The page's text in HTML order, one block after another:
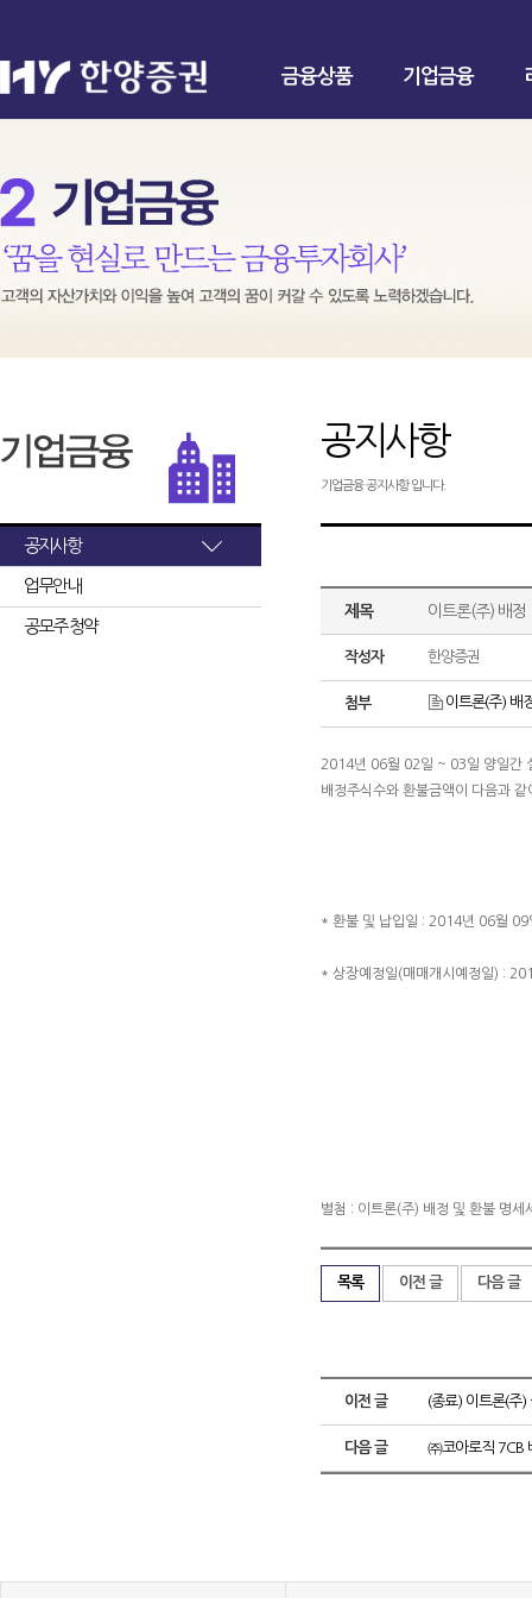
금융상품 기업금융
공지사항
업무안내
공모주 청약
공지사항
기업금융 공지사항 입니다.
제목 이트론(주) 배정
작성자 한양증권
첨부 이트론(주) 배
2014년 06월 02일 ~ 03일 양일간
배정주식수와 환불금액이 다음과
* 환불 및 납입일 : 2014년 06월 09
* 상장예정일(매매개시예정일) :
별첨 : 이트론(주) 배정 및 환불 명세
목록 이전 글 다음 글
이전 글 (종료) 이트론(주)
다음 글 ㈜코아로직 7CB